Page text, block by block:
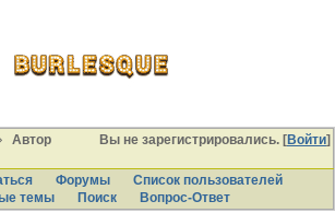
Вы не зарегистрировались. [Войти]
Автор
Форумы
Список пользователей
темы
Поиcк
Вопрос-Ответ